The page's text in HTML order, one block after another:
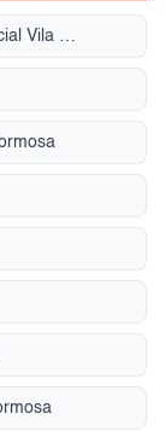
Condomínio Montemagno Clube Residencial Vila Formosa